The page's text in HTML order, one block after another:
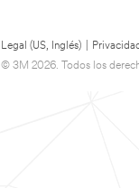
Legal (US, Inglés)
© 3M 2026. Todos los